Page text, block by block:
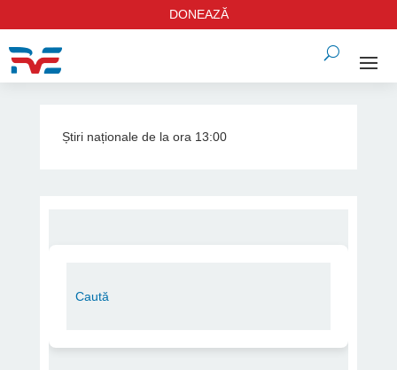
DONEAZĂ
Știri naționale de la ora 13:00